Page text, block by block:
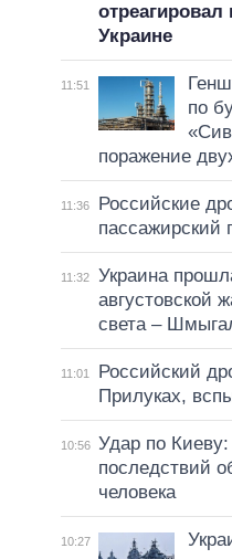
Украине
11:51
по
поражение
11:36
Российские
11:32
Украина
августовской
света –
11:01
Российский
Прилуках,
10:56 Удар по
последствий
человека
10:27